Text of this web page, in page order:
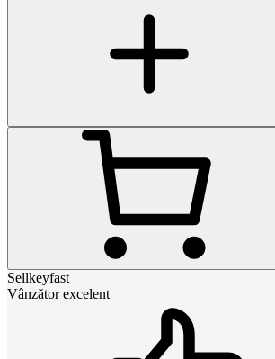
Sellkeyfast
Vânzător excelent